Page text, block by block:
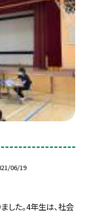
06/19
した。4年生は、社会